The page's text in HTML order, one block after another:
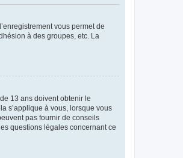
vous permet de
à des groupes, etc. La
13 ans doivent obtenir le
s’applique à vous, lorsque vous
pas fournir de conseils
questions légales concernant ce